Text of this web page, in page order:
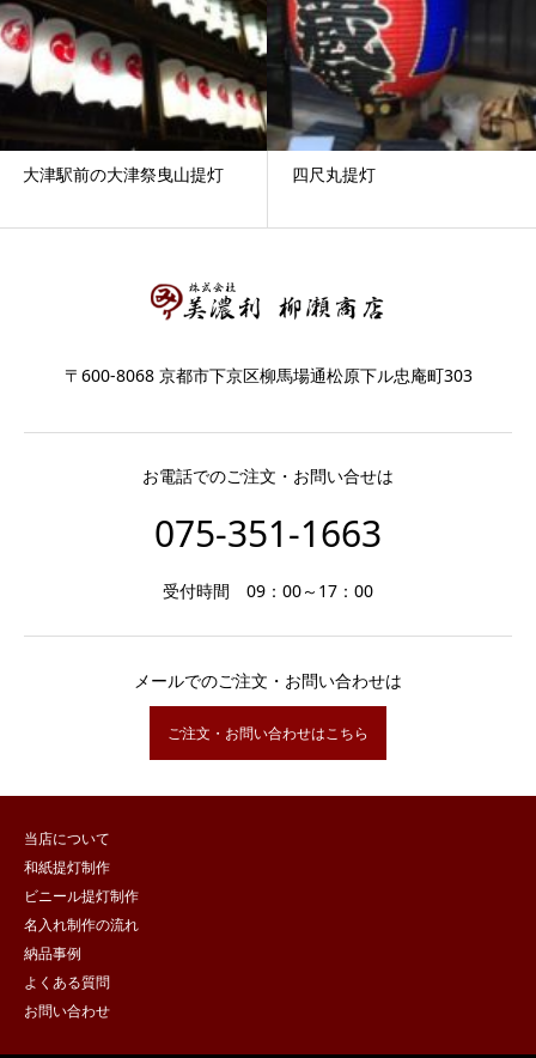
大津駅前の大津祭曳山提灯 四尺丸提灯
〒600-8068 京都市下京区柳馬場通松原下ル忠庵町303
お電話でのご注文・お問い合せは
075-351-1663
受付時間 09：00～17：00
メールでのご注文・お問い合わせは
ご注文・お問い合わせはこちら
当店について
和紙提灯制作
ビニール提灯制作
名入れ制作の流れ
納品事例
よくある質問
お問い合わせ